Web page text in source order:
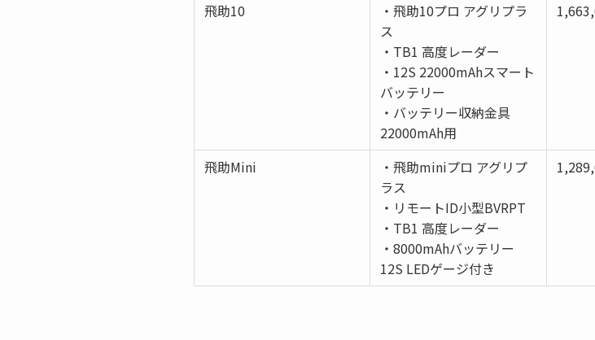
飛助10
・飛助10プロ アグリプラ
ス
・TB1 高度レーダー
・12S 22000mAhスマート
バッテリー
・バッテリー収納金具
22000mAh用
飛助Mini
・飛助miniプロ アグリプ
ラス
・リモートID小型BVRPT
・TB1 高度レーダー
・8000mAhバッテリー
12S LEDゲージ付き